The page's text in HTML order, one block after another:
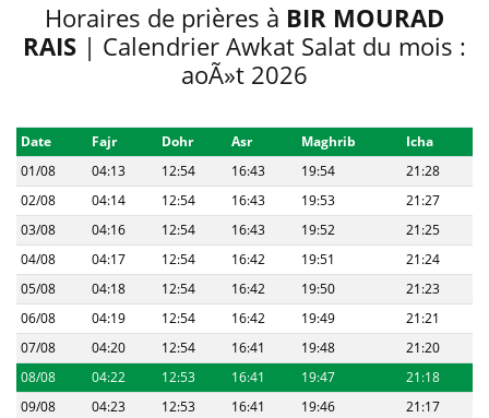
Horaires de prières à BIR MOURAD
RAIS | Calendrier Awkat Salat du mois :
aoÃ»t 2026
Date Fajr Dohr Asr Maghrib
Icha
01/08
04:13 12:54 16:43 19:54
21:28
02/08
04:14 12:54 16:43 19:53
21:27
03/08
04:16 12:54 16:43 19:52
21:25
04/08
04:17 12:54 16:42 19:51
21:24
05/08
04:18 12:54 16:42 19:50
21:23
06/08
04:19 12:54 16:42 19:49
21:21
07/08
04:20 12:54 16:41 19:48
21:20
08/08
04:22 12:53 16:41 19:47
21:18
09/08
04:23 12:53 16:41 19:46
21:17